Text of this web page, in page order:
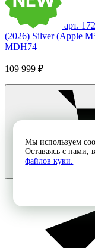
арт.
(2026) Silver (Apple
MDH74
109 999 ₽
Мы используем
Оставаясь с нами,
файлов куки.